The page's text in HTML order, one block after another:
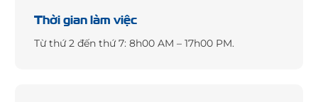
Thời gian làm việc
Từ thứ 2 đến thứ 7: 8h00 AM – 17h00 PM.